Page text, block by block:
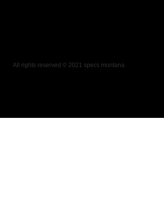
All rights reserved © 2021 specs montana